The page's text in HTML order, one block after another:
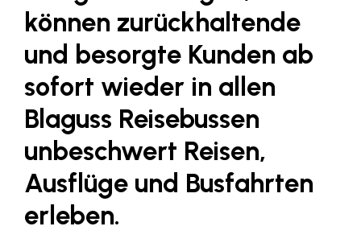
LAT Nitrogen
Libro
Lidl Österreich
Die Menü-Manufaktur
MTH Retail Group
OMV
OptimaMed
PAGRO
können zurückhaltende
und besorgte Kunden ab
sofort wieder in allen
Blaguss Reisebussen
unbeschwert Reisen,
Ausflüge und Busfahrten
erleben.